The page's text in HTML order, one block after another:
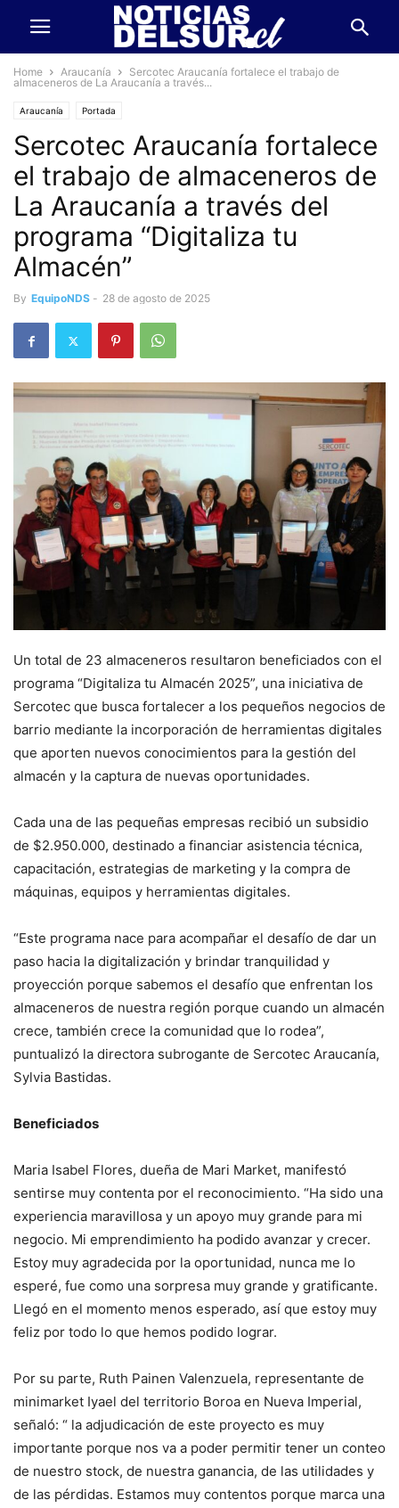
Home Araucanía
Sercotec Araucanía fortalece el trabajo de
almaceneros de La Araucanía a través...
Araucanía Portada
Sercotec Araucanía fortalece
el trabajo de almaceneros de
La Araucanía a través del
programa “Digitaliza tu
Almacén”
By EquipoNDS - 28 de agosto de 2025
Un total de 23 almaceneros resultaron beneficiados con el
programa “Digitaliza tu Almacén 2025”, una iniciativa de
Sercotec que busca fortalecer a los pequeños negocios de
barrio mediante la incorporación de herramientas digitales
que aporten nuevos conocimientos para la gestión del
almacén y la captura de nuevas oportunidades.
Cada una de las pequeñas empresas recibió un subsidio
de $2.950.000, destinado a financiar asistencia técnica,
capacitación, estrategias de marketing y la compra de
máquinas, equipos y herramientas digitales.
“Este programa nace para acompañar el desafío de dar un
paso hacia la digitalización y brindar tranquilidad y
proyección porque sabemos el desafío que enfrentan los
almaceneros de nuestra región porque cuando un almacén
crece, también crece la comunidad que lo rodea”,
puntualizó la directora subrogante de Sercotec Araucanía,
Sylvia Bastidas.
Beneficiados
Maria Isabel Flores, dueña de Mari Market, manifestó
sentirse muy contenta por el reconocimiento. “Ha sido una
experiencia maravillosa y un apoyo muy grande para mi
negocio. Mi emprendimiento ha podido avanzar y crecer.
Estoy muy agradecida por la oportunidad, nunca me lo
esperé, fue como una sorpresa muy grande y gratificante.
Llegó en el momento menos esperado, así que estoy muy
feliz por todo lo que hemos podido lograr.
Por su parte, Ruth Painen Valenzuela, representante de
minimarket Iyael del territorio Boroa en Nueva Imperial,
señaló: “ la adjudicación de este proyecto es muy
importante porque nos va a poder permitir tener un conteo
de nuestro stock, de nuestra ganancia, de las utilidades y
de las pérdidas. Estamos muy contentos porque marca una